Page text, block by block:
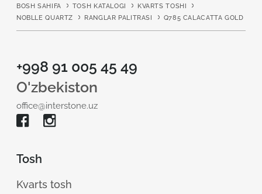
BOSH SAHIFA TOSH KATALOGI
KVARTS TOSHI
NOBLLE QUARTZ
RANGLAR PALITRASI Q785 CALACATTA GOLD
+998 91 005 45 49
O'zbekiston
office@interstone.uz
Tosh
Kvarts tosh